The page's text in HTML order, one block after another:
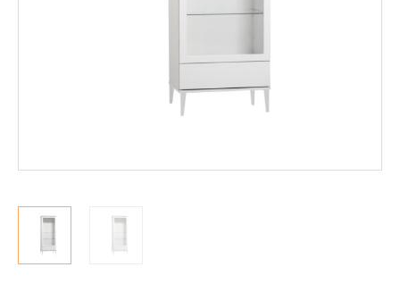
Vitriinit
Tasot